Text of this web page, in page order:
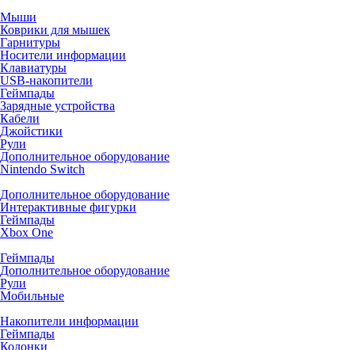
Мыши
Коврики для мышек
Гарнитуры
Носители информации
Клавиатуры
USB-накопители
Геймпады
Зарядные устройства
Кабели
Джойстики
Рули
Дополнительное оборудование
Nintendo Switch
Дополнительное оборудование
Интерактивные фигурки
Геймпады
Xbox One
Геймпады
Дополнительное оборудование
Рули
Мобильные
Накопители информации
Геймпады
Колонки